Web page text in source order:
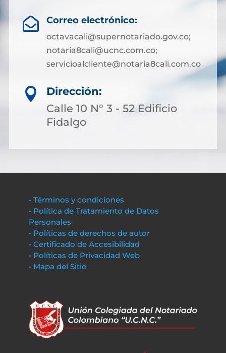
 Correo electrónico:
octavacali@supernotariado.gov.co;
notaria8cali@ucnc.com.co;
servicioalcliente@notaria8cali.com.co

Dirección:
Calle 10 N° 3 - 52 Edificio
Fidalgo
• Términos y condiciones
• Política de Tratamiento de Datos
Personales
• Políticas de derechos de autor
• Certificado de Accesibilidad
• Políticas de Privacidad Web
• Mapa del Sitio